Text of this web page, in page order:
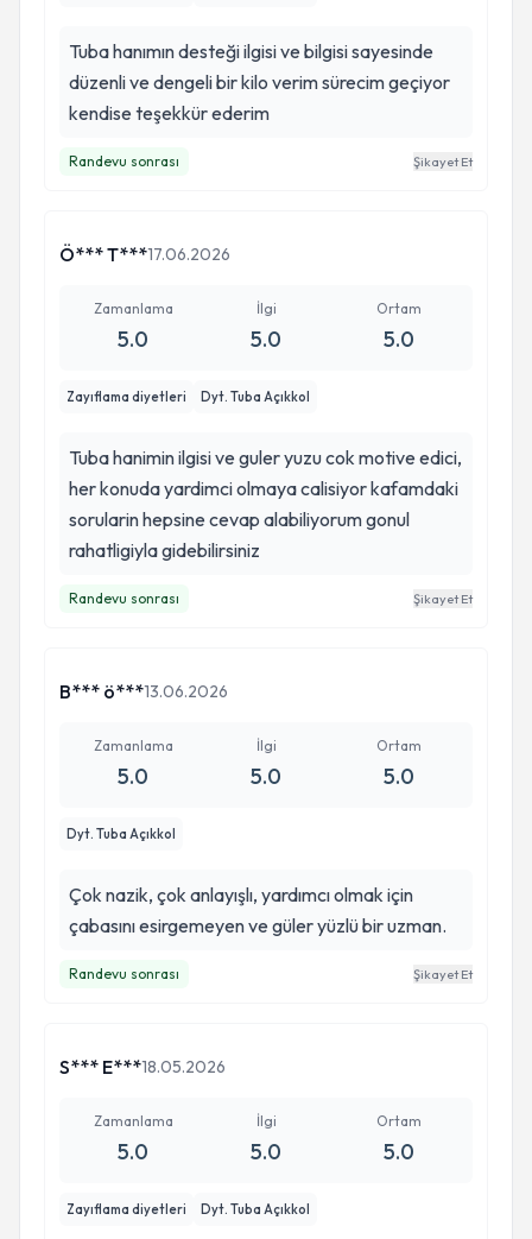
Tuba hanımın desteği ilgisi ve bilgisi sayesinde
düzenli ve dengeli bir kilo verim sürecim geçiyor
kendise teşekkür ederim
Randevu sonrası Şikayet Et
Ö*** T***17.06.2026
Zamanlama
5.0
İlgi
5.0
Ortam
5.0
Zayıflama diyetleri Dyt. Tuba Açıkkol
Tuba hanimin ilgisi ve guler yuzu cok motive edici,
her konuda yardimci olmaya calisiyor kafamdaki
sorularin hepsine cevap alabiliyorum gonul
rahatligiyla gidebilirsiniz
Randevu sonrası Şikayet Et
B*** ö***13.06.2026
Zamanlama
5.0
İlgi
5.0
Ortam
5.0
Dyt. Tuba Açıkkol
Çok nazik, çok anlayışlı, yardımcı olmak için
çabasını esirgemeyen ve güler yüzlü bir uzman.
Randevu sonrası Şikayet Et
S*** E***18.05.2026
Zamanlama
5.0
İlgi
5.0
Ortam
5.0
Zayıflama diyetleri Dyt. Tuba Açıkkol